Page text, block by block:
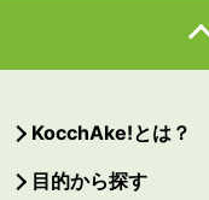
KocchAke!とは？
目的から探す